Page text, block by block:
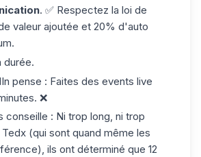
. ✅ Respectez la loi de
valeur ajoutée et 20% d'auto
durée.
pense : Faites des events live
❌
conseille : Ni trop long, ni trop
(qui sont quand même les
ils ont déterminé que 12